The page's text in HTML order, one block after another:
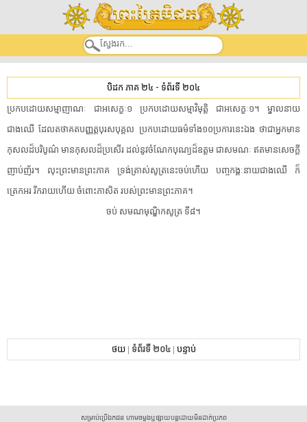
បិដក ភាគ ២៤ - ទំព័រទី ២០៤
ប្រកបដោយ​សម្មា​ញាណៈ​ ​ជា​អសេក្ខៈ១​ ​ប្រកបដោយ​សម្មា​វិមុត្តិ​ ​ជា​អសេក្ខៈ១​។​ ​ម្នាល​នាយ​
ជាងឈើ​ ​ដែល​តថាគត​បញ្ញត្ត​បុរស​បុគ្គល​ ​ប្រកបដោយ​ធម៌​ទាំង១០ប្រការ​នេះឯង​ ​ថា​ជា​អ្នកមាន​
កុសល​ដ៏​បរិបូណ៌​ ​មាន​កុសល​ដ៏​ប្រសើរ​ ​ដល់​នូវ​ចំណែក​បុណ្យ​ដ៏​ឧត្តម​ ​ជា​សមណៈ​ ​ឥតមាន​សេចក្តី​
ញាប់ញ័រ​។​ ​លុះ​ព្រះមានព្រះភាគ​ ​ទ្រង់​ត្រាស់​សូត្រ​នេះ​ចប់ហើយ​ ​បញ្ច​កង្គៈ​នាយ​ជាងឈើ​ ​ក៏​
ត្រេកអរ​ ​រីករាយ​ហើយ​ ​ចំពោះ​ភាសិត​ ​របស់​ព្រះមានព្រះភាគ​។​
​ចប់​ ​សមណ​មុ​ណ្ឌិ​ក​សូត្រ​ ​ទី៨​។​
ថយ| ទំព័រទី ២០៤| បន្ទាប់
សម្រាប់ប្រើឯកជន ហាមចម្លងឬផ្សាយបន្តដោយមិនដាក់ប្រភព